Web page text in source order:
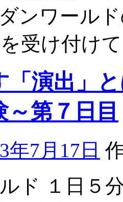
ンワール
受け付け
「演出」
第７日目
年7月17日
ルド １日